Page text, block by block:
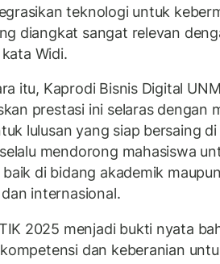
teknologi untuk
diangkat sangat relevan
kata Widi.
itu, Kaprodi Bisnis Digital
prestasi ini selaras dengan
lulusan yang siap bersaing
mendorong mahasiswa
baik di bidang akademik
internasional.
2025 menjadi bukti nyata
dan keberanian